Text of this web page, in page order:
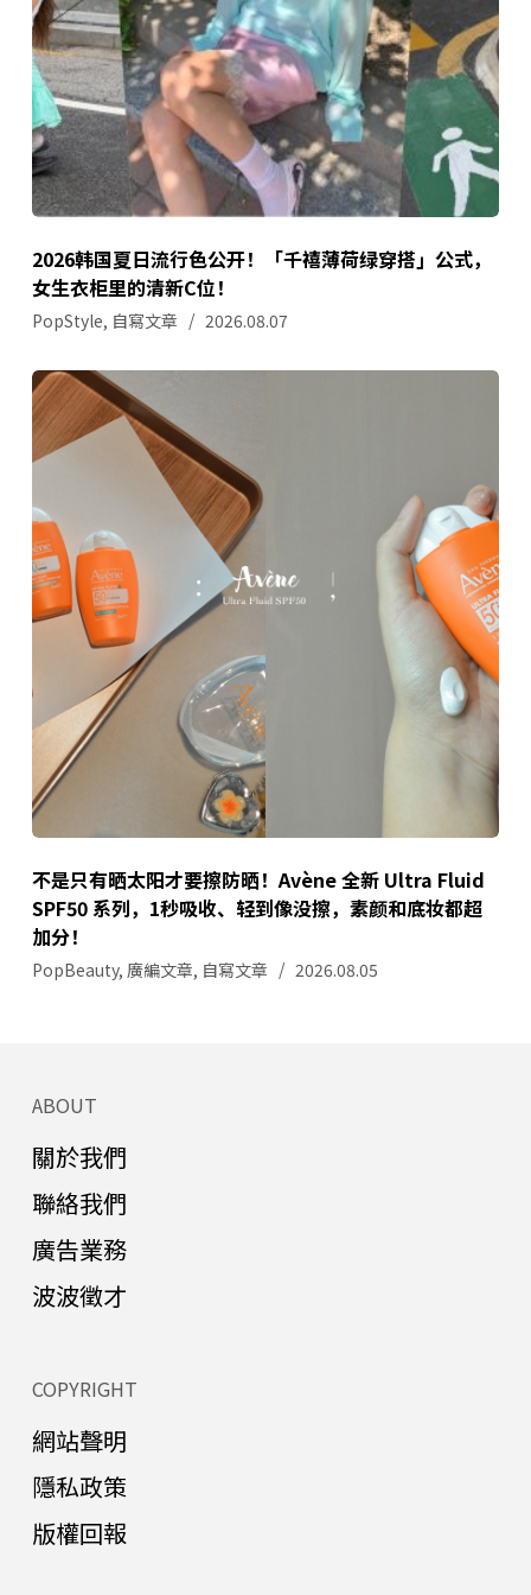
2026韩国夏日流行色公开！「千禧薄荷绿穿搭」公式，
女生衣柜里的清新C位！
PopStyle, 自寫文章 2026.08.07
不是只有晒太阳才要擦防晒！Avène 全新 Ultra Fluid
SPF50 系列，1秒吸收、轻到像没擦，素颜和底妆都超
加分！
PopBeauty, 廣編文章, 自寫文章 2026.08.05
ABOUT
關於我們
聯絡我們
廣告業務
波波徵才
COPYRIGHT
網站聲明
隱私政策
版權回報